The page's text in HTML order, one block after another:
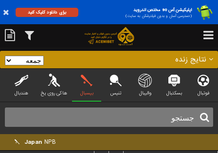
اپلیکیشن آس 90 مختص اندروید
(دسترسی آسان و بدون فیلترشکن به سایت)
برای دانلود کلیک کنید
نتایج زنده
فوتبال بسکتبال والیبال تنیس بیسبال هاکی روی یخ هندبال
Japan NPB